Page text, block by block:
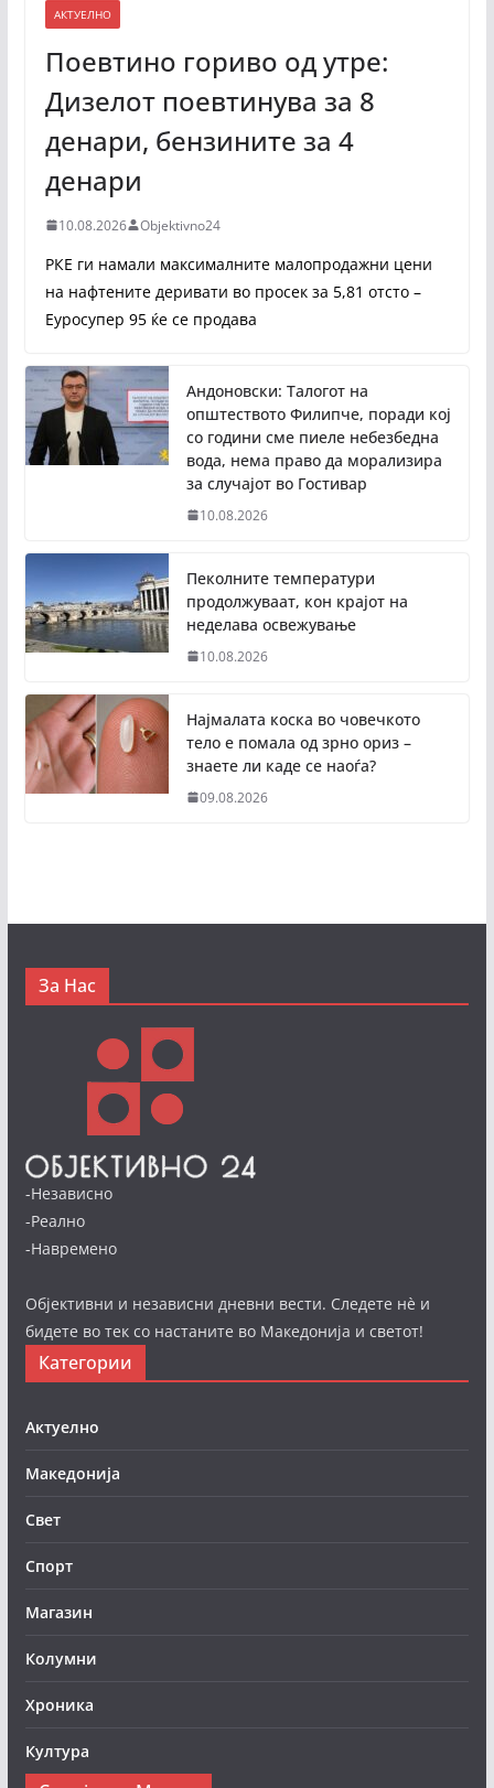
АКТУЕЛНО
Поевтино гориво од утре:
Дизелот поевтинува за 8
денари, бензините за 4
денари
10.08.2026 Objektivno24
РКЕ ги намали максималните малопродажни цени
на нафтените деривати во просек за 5,81 отсто –
Еуросупер 95 ќе се продава
Андоновски: Талогот на
општеството Филипче, поради кој
со години сме пиеле небезбедна
вода, нема право да морализира
за случајот во Гостивар
10.08.2026
Пеколните температури
продолжуваат, кон крајот на
неделава освежување
10.08.2026
Најмалата коска во човечкото
тело е помала од зрно ориз –
знаете ли каде се наоѓа?
09.08.2026
За Нас
-Независно
-Реално
-Навремено
Објективни и независни дневни вести. Следете нè и
бидете во тек со настаните во Македонија и светот!
Категории
Актуелно
Македонија
Свет
Спорт
Магазин
Колумни
Хроника
Култура